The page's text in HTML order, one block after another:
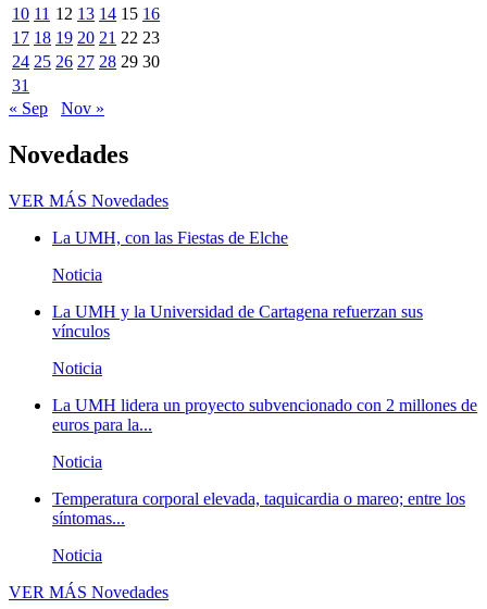
10 11 12 13 14 15 16
17 18 19 20 21 22 23
24 25 26 27 28 29 30
31
« Sep
Nov »
Novedades
VER MÁS Novedades
La UMH, con las Fiestas de Elche
Noticia
La UMH y la Universidad de Cartagena refuerzan sus
vínculos
Noticia
La UMH lidera un proyecto subvencionado con 2 millones de
euros para la...
Noticia
Temperatura corporal elevada, taquicardia o mareo; entre los
síntomas...
Noticia
VER MÁS Novedades